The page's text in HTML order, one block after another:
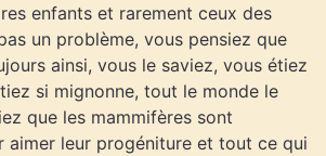
enfants et rarement ceux des
un problème, vous pensiez que
ainsi, vous le saviez, vous étiez
si mignonne, tout le monde le
que les mammifères sont
aimer leur progéniture et tout ce qui